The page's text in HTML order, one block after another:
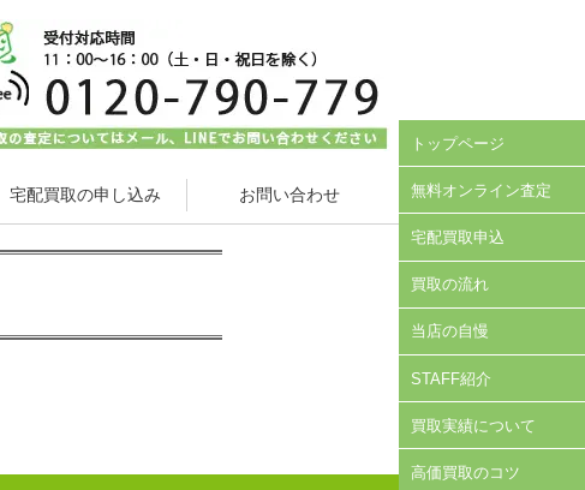
宅配買取の申し込み お問い合わせ
トップページ
無料オンライン査定
宅配買取申込
買取の流れ
当店の自慢
STAFF紹介
買取実績について
高価買取のコツ